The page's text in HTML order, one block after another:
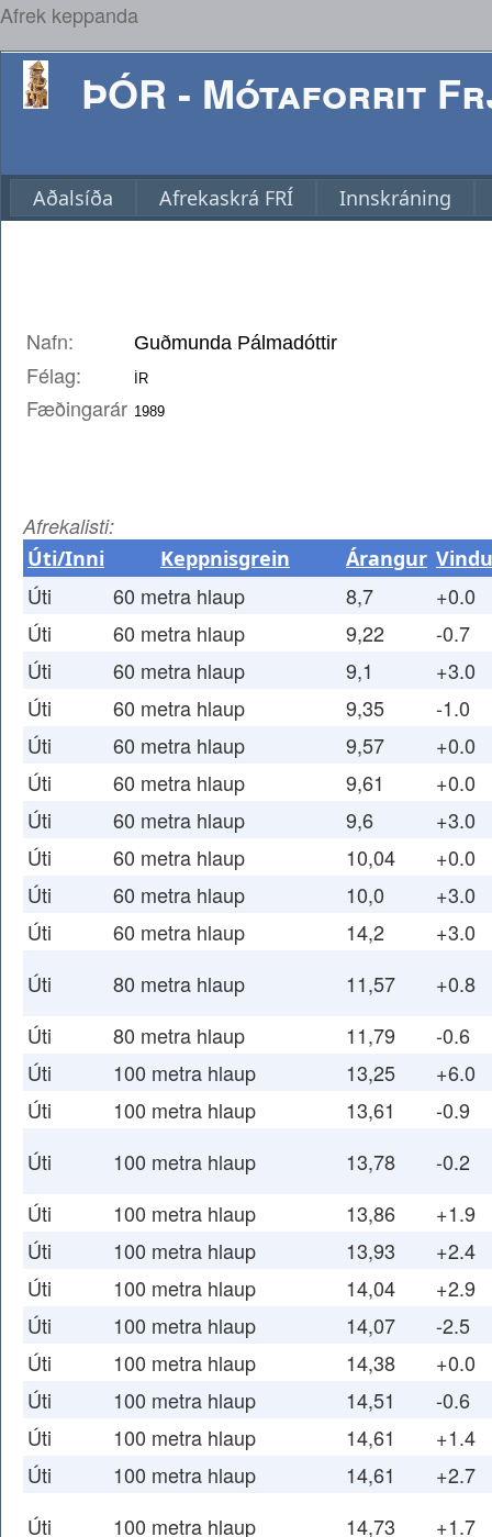
Afrek keppanda
ÞÓR - Mótaforrit
Aðalsíða Afrekaskrá FRÍ Innskráning
Nafn:
Félag:
Fæðingarár
Afrekalisti:
Úti/Inni Keppnisgrein Árangur
Úti 60 metra hlaup 8,7
+0.0
Úti
60 metra hlaup 9,22
-0.7
Úti
60 metra hlaup 9,1
+3.0
Úti
60 metra hlaup 9,35
-1.0
Úti
60 metra hlaup 9,57
+0.0
Úti
60 metra hlaup 9,61
+0.0
Úti
60 metra hlaup 9,6
+3.0
Úti
60 metra hlaup 10,04
+0.0
Úti
60 metra hlaup 10,0
+3.0
Úti
60 metra hlaup 14,2
+3.0
Úti
80 metra hlaup 11,57
+0.8
Úti
80 metra hlaup 11,79
-0.6
Úti
100 metra hlaup 13,25
+6.0
Úti
100 metra hlaup 13,61
-0.9
Úti
100 metra hlaup 13,78
-0.2
Úti
100 metra hlaup 13,86
+1.9
Úti
100 metra hlaup 13,93
+2.4
Úti
100 metra hlaup 14,04
+2.9
Úti
100 metra hlaup 14,07
-2.5
Úti
100 metra hlaup 14,38
+0.0
Úti
100 metra hlaup 14,51
-0.6
Úti
100 metra hlaup 14,61
+1.4
Úti
100 metra hlaup 14,61
+2.7
Úti
100 metra hlaup 14,73
+1.7